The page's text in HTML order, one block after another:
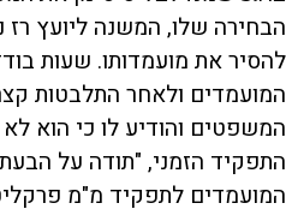
הבחירה שלו, המשנה ליועץ רז
להסיר את מועמדותו. שעות
המועמדים ולאחר התלבטות
המשפטים והודיע לו כי הוא
התפקיד הזמני, "תודה על
המועמדים לתפקיד מ"מ